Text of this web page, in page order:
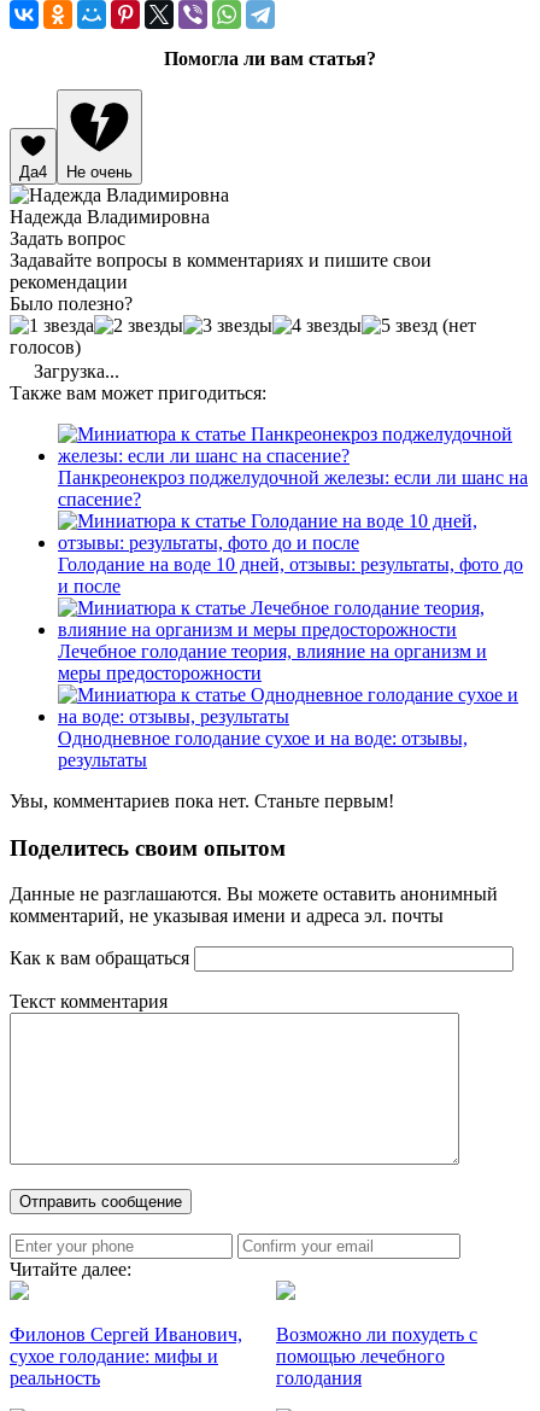
Помогла ли вам статья?
Да4 Не очень
Надежда Владимировна
Задать вопрос
Задавайте вопросы в комментариях и пишите свои
рекомендации
Было полезно?
(нет
голосов)
Загрузка...
Также вам может пригодиться:
Панкреонекроз поджелудочной железы: если ли шанс на
спасение?
Голодание на воде 10 дней, отзывы: результаты, фото до
и после
Лечебное голодание теория, влияние на организм и
меры предосторожности
Однодневное голодание сухое и на воде: отзывы,
результаты
Увы, комментариев пока нет. Станьте первым!
Поделитесь своим опытом
Данные не разглашаются. Вы можете оставить анонимный
комментарий, не указывая имени и адреса эл. почты
Как к вам обращаться
Текст комментария
Читайте далее:
Филонов Сергей Иванович,
сухое голодание: мифы и
реальность
Возможно ли похудеть с
помощью лечебного
голодания